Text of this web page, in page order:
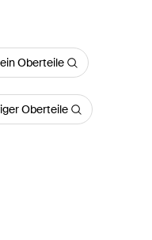
Oberteile
Oberteile